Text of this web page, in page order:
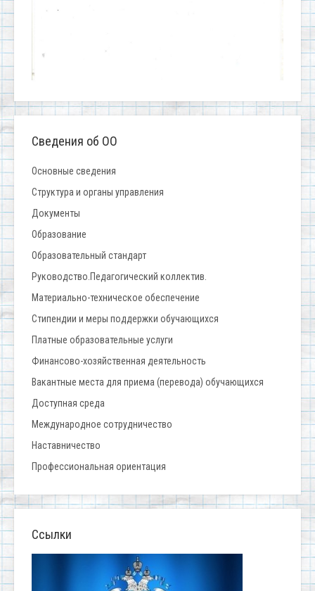
Сведения об ОО
Основные сведения
Структура и органы управления
Документы
Образование
Образовательный стандарт
Руководство.Педагогический коллектив.
Материально-техническое обеспечение
Стипендии и меры поддержки обучающихся
Платные образовательные услуги
Финансово-хозяйственная деятельность
Вакантные места для приема (перевода) обучающихся
Доступная среда
Международное сотрудничество
Наставничество
Профессиональная ориентация
Ссылки